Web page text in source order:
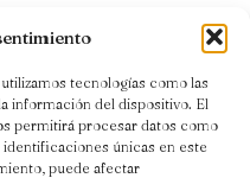
tecnologías como las
información del dispositivo. El
permitirá procesar datos como
únicas en este
puede afectar